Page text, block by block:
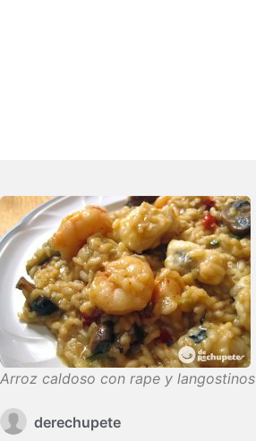
Arroz caldoso con rape y langostinos
derechupete